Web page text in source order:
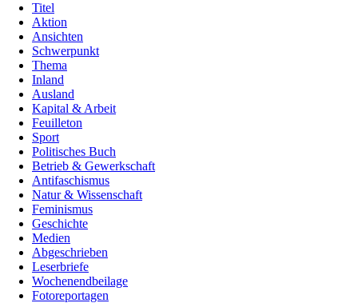
Titel
Aktion
Ansichten
Schwerpunkt
Thema
Inland
Ausland
Kapital & Arbeit
Feuilleton
Sport
Politisches Buch
Betrieb & Gewerkschaft
Antifaschismus
Natur & Wissenschaft
Feminismus
Geschichte
Medien
Abgeschrieben
Leserbriefe
Wochenendbeilage
Fotoreportagen